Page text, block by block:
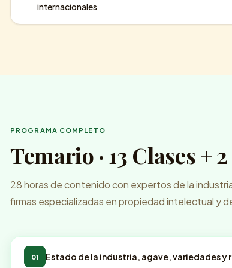
internacionales
PROGRAMA COMPLETO
Temario · 13 Clases +
28 horas de contenido con expertos de la
firmas especializadas en propiedad intelectual y
01 Estado de la industria, agave, variedades y